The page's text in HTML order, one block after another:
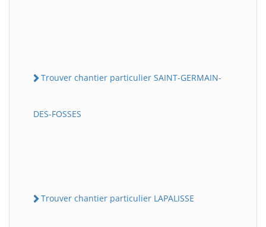
Trouver chantier particulier SAINT-GERMAIN-
DES-FOSSES
Trouver chantier particulier LAPALISSE